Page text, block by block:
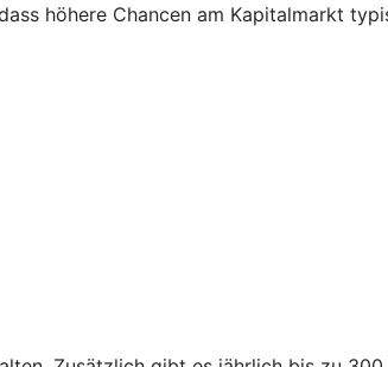
höhere Chancen am Kapitalmarkt